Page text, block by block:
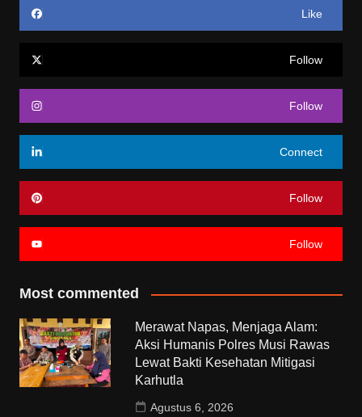
Like
Follow
Follow
Connect
Follow
Follow
Most commented
Merawat Napas, Menjaga Alam:
Aksi Humanis Polres Musi Rawas
Lewat Bakti Kesehatan Mitigasi
Karhutla
Agustus 6, 2026